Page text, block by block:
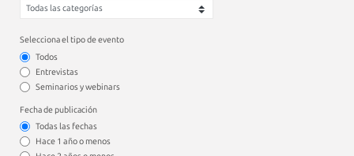
Selecciona el tipo de evento
Todos
Entrevistas
Seminarios y webinars
Fecha de publicación
Todas las fechas
Hace 1 año o menos